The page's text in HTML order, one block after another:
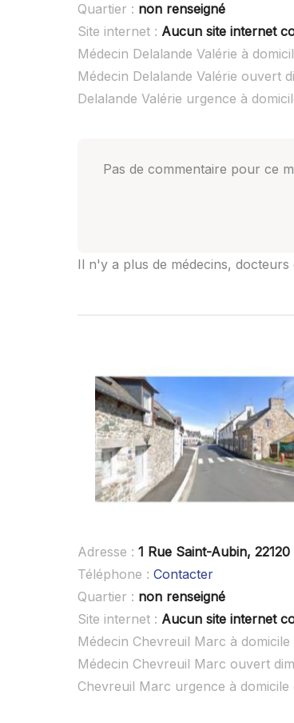
Quartier : non renseigné
Site internet : Aucun site internet
Médecin Delalande Valérie à
Médecin Delalande Valérie ouvert
Delalande Valérie urgence à
Pas de commentaire pour ce
Il n'y a plus de médecins,
Adresse : 1 Rue Saint-Aubin,
Téléphone : Contacter
Quartier : non renseigné
Site internet : Aucun site internet
Médecin Chevreuil Marc à domicile
Médecin Chevreuil Marc ouvert
Chevreuil Marc urgence à domicile